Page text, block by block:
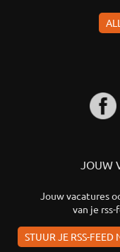
JOUW
Jouw vacatures
van je
STUUR JE RSS-FEED